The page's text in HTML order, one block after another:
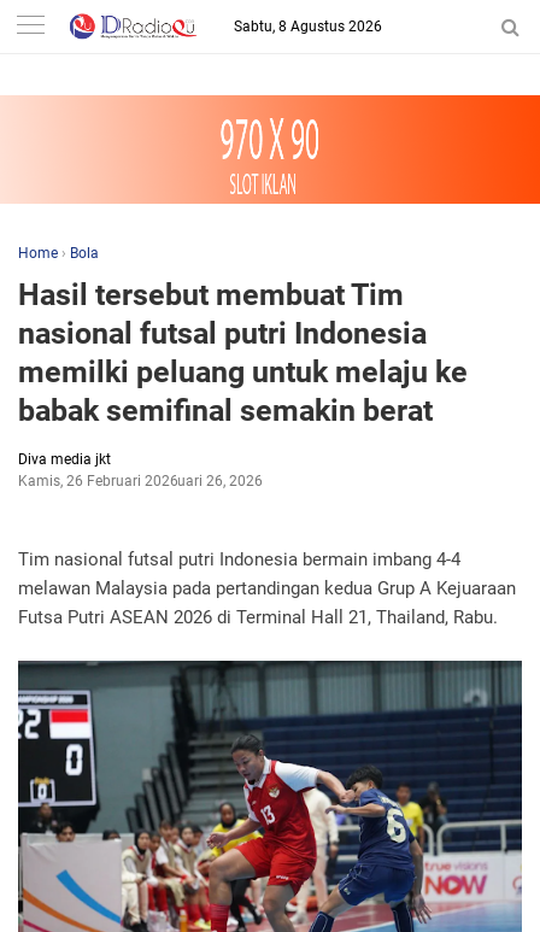
-->
Sabtu, 8 Agustus 2026
Home › Bola
Hasil tersebut membuat Tim
nasional futsal putri Indonesia
memilki peluang untuk melaju ke
babak semifinal semakin berat
Diva media jkt
Kamis, 26 Februari 2026Februari 26, 2026
Tim nasional futsal putri Indonesia bermain imbang 4-4
melawan Malaysia pada pertandingan kedua Grup A Kejuaraan
Futsa Putri ASEAN 2026 di Terminal Hall 21, Thailand, Rabu.